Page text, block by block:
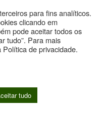
2020
União Europeia
para fins analíticos.
clicando em
pode aceitar todos os
tudo”. Para mais
de privacidade.
tudo